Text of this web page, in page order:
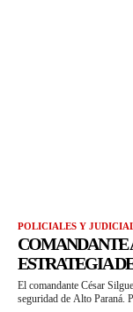
POLICIALES Y
COMANDANTE
ESTRATEGIA
El comandante César
seguridad de Alto Paraná.